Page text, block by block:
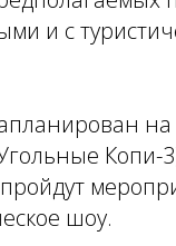
и с
Копи-
шоу.